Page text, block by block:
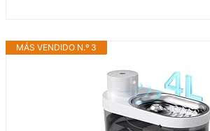
MÁS VENDIDO N.º 3